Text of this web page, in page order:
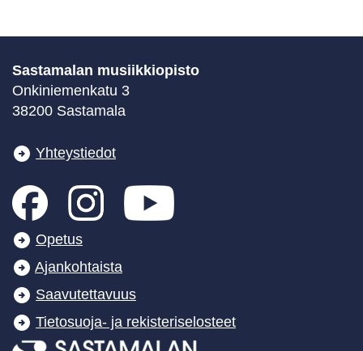
Sastamalan musiikkiopisto
Onkiniemenkatu 3
38200 Sastamala
Yhteystiedot
Opetus
Ajankohtaista
Saavutettavuus
Tietosuoja- ja rekisteriselosteet